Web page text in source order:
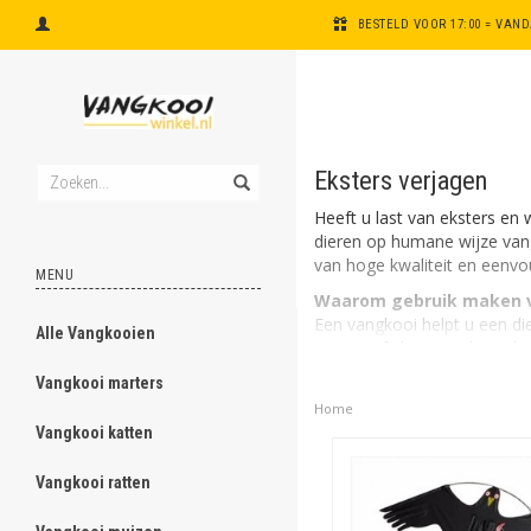
BESTELD VOOR 17:00 =
MENU
Alle Vangkooien
Vangkooi marters
Vangkooi katten
Vangkooi ratten
ghost
ghost
ghost
ghost
Eksters verjagen
Heeft u last van eksters en
dieren op humane wijze
van hoge kwaliteit en
Waarom gebruik maken
Een vangkooi helpt u een
Een vangkooi of
Als u besluit een
vogel niet aantrekkelijk.
ook aan te kiezen voor
Hoe een ekster de kooi
Home